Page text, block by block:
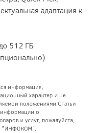
адаптация к
512 ГБ
информация,
характер и не
положениями Статьи
о
и услуг, пожалуйста,
"ИНФОКОМ".